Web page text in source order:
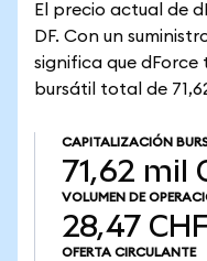
El precio actual de
DF. Con un
significa que
bursátil total de
CAPITALIZACIÓN
71,62 mil
VOLUMEN DE
28,47
OFERTA CIRCULANTE